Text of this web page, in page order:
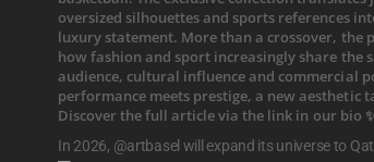
In 2026, @artbasel will expand its universe to Qat